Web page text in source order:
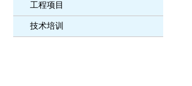
工程项目
技术培训